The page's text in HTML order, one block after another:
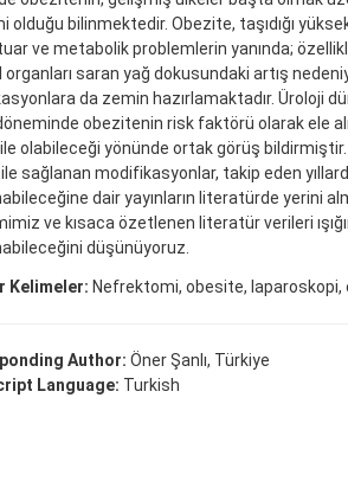
olduğu bilinmektedir. Obezite, taşıdığı
ve metabolik problemlerin yanında;
organları saran yağ dokusundaki artış
da zemin hazırlamaktadır. Üroloji
obezitenin risk faktörü olarak ele
olabileceği yönünde ortak görüş
sağlanan modifikasyonlar, takip eden
dair yayınların literatürde yerini
ve kısaca özetlenen literatür verileri
düşünüyoruz.
Kelimeler: Nefrektomi, obesite, laparoskopi,
Author: Öner Şanlı, Türkiye
Language: Turkish